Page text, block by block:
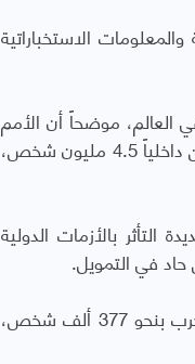
الاستخباراتية
العالم، موضحاً أن الأمم
المتحدة تقدر عدد المحتاجين للمساعدات الإنسانية بنحو 18.2 مليون شخص، فيما بلغ عدد النازحين داخلياً 4.5 مليون شخص،
البلاد شديدة التأثر بالأزمات الدولية
حاد في التمويل.
كما أشار التقرير إلى أن الأمم المتحدة كانت قد قدرت أواخر عام 2021 عدد الوفيات المرتبطة بالحرب بنحو 377 ألف شخص،